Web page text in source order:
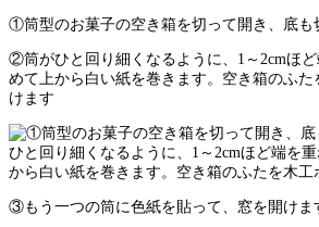
①筒型のお菓子の空き箱を切って開き、底も
②筒がひと回り細くなるように、1～2cmほ
めて上から白い紙を巻きます。空き箱のふ
けます
③もう一つの筒に色紙を貼って、窓を開けま